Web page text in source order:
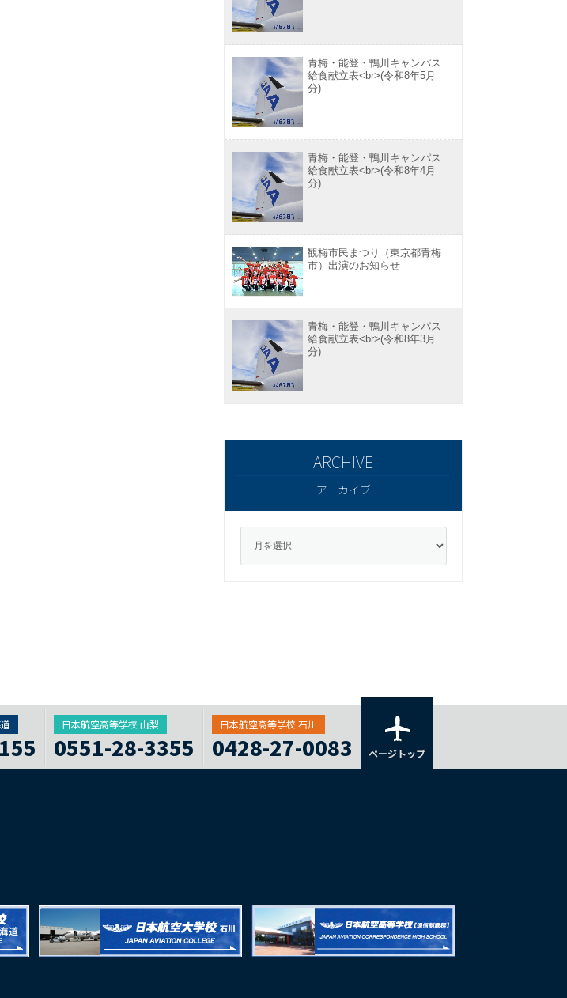
青梅・能登・鴨川キャンパス
給食献立表<br>(令和8年5月
分)
青梅・能登・鴨川キャンパス
給食献立表<br>(令和8年4月
分)
観梅市民まつり（東京都青梅
市）出演のお知らせ
青梅・能登・鴨川キャンパス
給食献立表<br>(令和8年3月
分)
アーカイブ
日本航空高等学校 山梨
0551-28-3355
日本航空高等学校 石川
0428-27-0083 ページトップ